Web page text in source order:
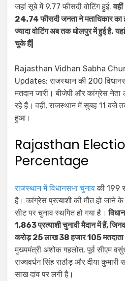
जहां सूबे में 9.77 फीसदी वोटिंग हुई.
24.74 फीसदी जनता ने मताधिकार
ज्यादा वोटिंग अब तक धोलपुर में हुई है.
चुके हैं|
Rajasthan Vidhan Sabha
Updates: राजस्थान की 200
मतदान जारी। बीजेपी और कांग्रेस
रहे हैं। वहीं, राजस्थान में सुबह 11 बजे
हुआ।
Rajasthan
Percentage
राजस्‍थान में विधानसभा चुनावकी 199
है। कांग्रेस प्रत्‍याशी की मौत हो जाने
सीट पर चुनाव स्‍थगित हो गया है।
1,863 प्रत्याशी चुनावी मैदान में हैं,
करोड़ 25 लाख 38 हजार 105
मुख्यमंत्री अशोक गहलोत, पूर्व सीएम
राज्यवर्धन सिंह राठौड़ और दीया
साख दांव पर लगी है।